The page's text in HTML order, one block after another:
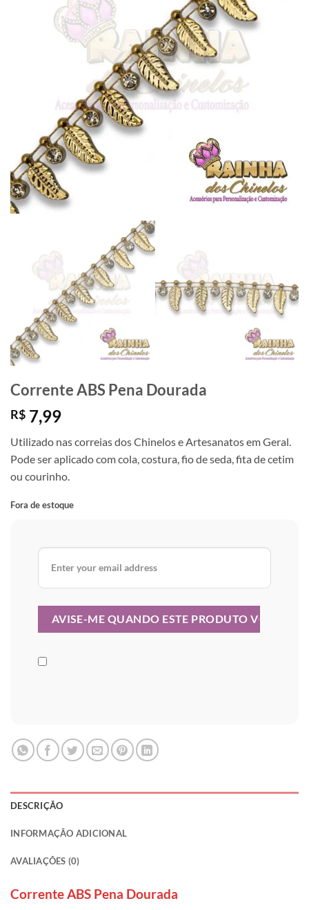
Corrente ABS Pena Dourada
R$ 7,99
Utilizado nas correias dos Chinelos e Artesanatos em Geral.
Pode ser aplicado com cola, costura, fio de seda, fita de cetim
ou courinho.
Fora de estoque
DESCRIÇÃO
INFORMAÇÃO ADICIONAL
AVALIAÇÕES (0)
Corrente ABS Pena Dourada